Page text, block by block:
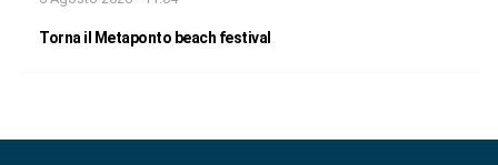
Torna il Metaponto beach festival